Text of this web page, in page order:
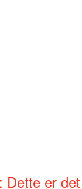
Dette er det